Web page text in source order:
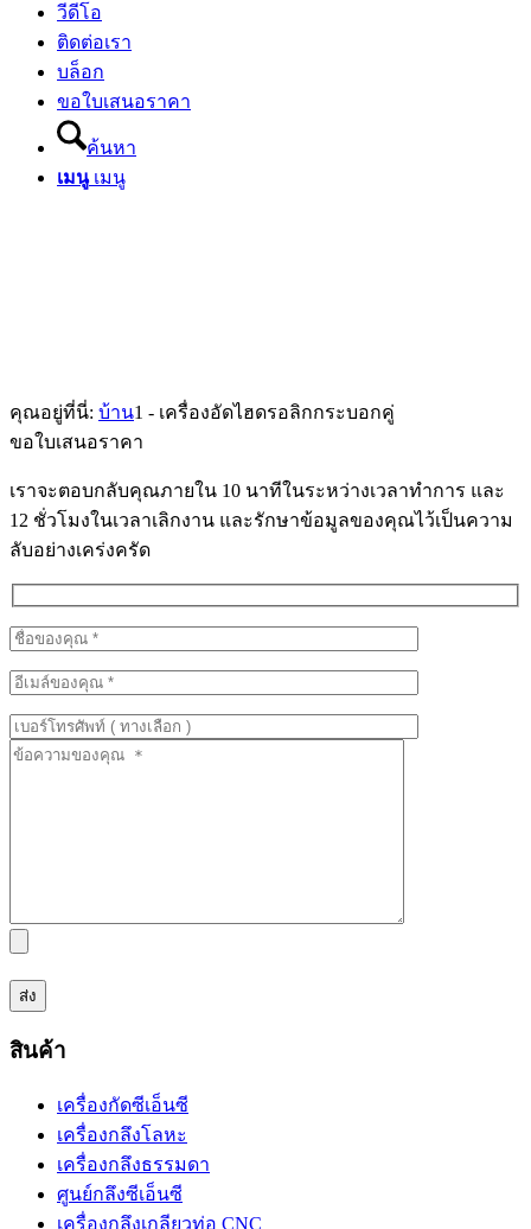
วีดีโอ
ติดต่อเรา
บล็อก
ขอใบเสนอราคา
ค้นหา
เมนู เมนู
คุณอยู่ที่นี่: บ้าน1 - เครื่องอัดไฮดรอลิกกระบอกคู่
ขอใบเสนอราคา
เราจะตอบกลับคุณภายใน 10 นาทีในระหว่างเวลาทำการ และ
12 ชั่วโมงในเวลาเลิกงาน และรักษาข้อมูลของคุณไว้เป็นความ
ลับอย่างเคร่งครัด
สินค้า
เครื่องกัดซีเอ็นซี
เครื่องกลึงโลหะ
เครื่องกลึงธรรมดา
ศูนย์กลึงซีเอ็นซี
เครื่องกลึงเกลียวท่อ CNC